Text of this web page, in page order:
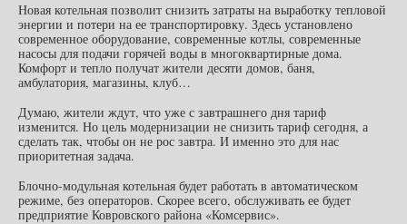
Новая котельная позволит снизить затраты на выработку тепловой
энергии и потери на ее транспортировку. Здесь установлено
современное оборудование, современные котлы, современные
насосы для подачи горячей воды в многоквартирные дома.
Комфорт и тепло получат жители десяти домов, баня,
амбулатория, магазины, клуб…
Думаю, жители ждут, что уже с завтрашнего дня тариф
изменится. Но цель модернизации не снизить тариф сегодня, а
сделать так, чтобы он не рос завтра. И именно это для нас
приоритетная задача.
Блочно-модульная котельная будет работать в автоматическом
режиме, без операторов. Скорее всего, обслуживать ее будет
предприятие Ковровского района «Комсервис».